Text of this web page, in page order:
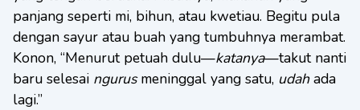
panjang seperti mi, bihun, atau kwetiau. Begitu pula
dengan sayur atau buah yang tumbuhnya merambat.
Konon, “Menurut petuah dulu—katanya—takut nanti
baru selesai ngurusmeninggal yang satu, udahada
lagi.”